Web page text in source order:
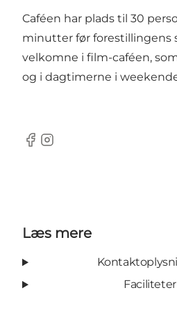
Caféen har plads til 30
minutter før forestillingens
velkomne i film-caféen,
og i dagtimerne i
Facebook
Instagram
Læs mere
Faciliteter